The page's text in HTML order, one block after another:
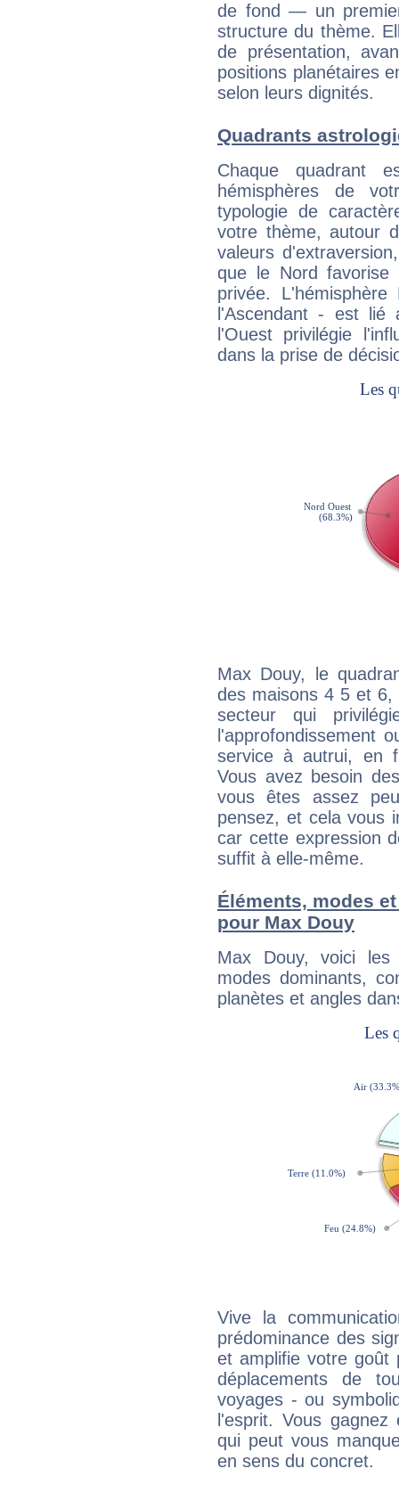
de fond — un
structure du thème.
de présentation,
positions planétaires
selon leurs dignités.
Quadrants
Chaque quadrant
hémisphères de
typologie de
votre thème, autour
valeurs
que le Nord favorise
privée.
l'Ascendant - est
l'Ouest privilégie
dans la prise de
Max Douy, le
des maisons 4 5 et
secteur qui
l'approfondissement
service à autrui, en
Vous avez besoin
vous êtes assez
pensez, et cela vous
car cette expression
suffit à elle-même.
Éléments, modes
pour Max Douy
Max Douy, voici les
modes dominants,
planètes et angles
Vive la
prédominance des
et amplifie votre goût
déplacements de
voyages - ou
l'esprit. Vous
qui peut vous
en sens du concret.